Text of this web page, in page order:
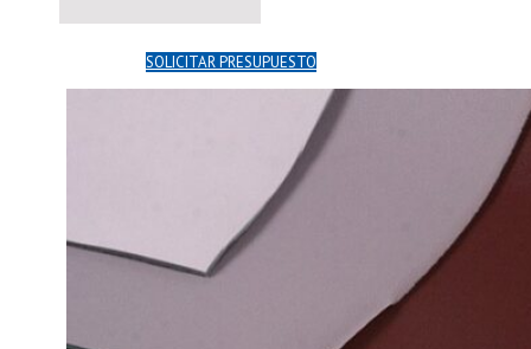
SOLICITAR PRESUPUESTO